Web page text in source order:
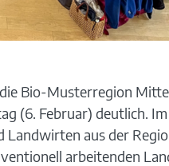
Bio-Musterregion
(6. Februar) deutlich.
aus der
arbeitenden